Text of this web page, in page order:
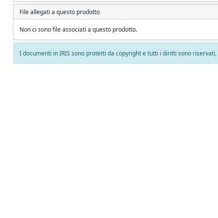
File allegati a questo prodotto
Non ci sono file associati a questo prodotto.
I documenti in IRIS sono protetti da copyright e tutti i diritti sono